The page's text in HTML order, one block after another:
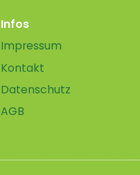
Infos
Impressum
Kontakt
Datenschutz
AGB